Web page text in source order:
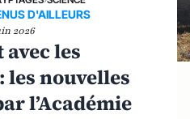
D'AILLEURS
2026
les
nouvelles
l’Académie